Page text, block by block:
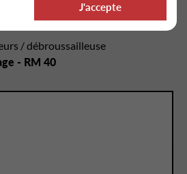
/ gyrobroyeur /
/ débroussailleuse
- RM 40
J'accepte